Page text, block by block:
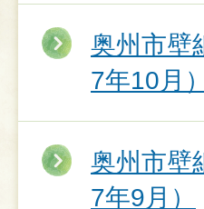
奥州市壁
7年10月）
奥州市壁
7年9月）